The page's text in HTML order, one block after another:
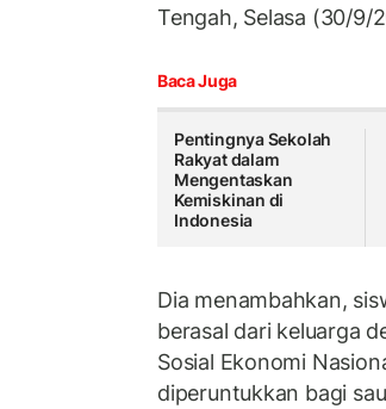
Tengah, Selasa (30/9/
Baca Juga
Pentingnya Sekolah
Rakyat dalam
Mengentaskan
Kemiskinan di
Indonesia
Dia menambahkan,
berasal dari keluarga
Sosial Ekonomi
diperuntukkan bagi